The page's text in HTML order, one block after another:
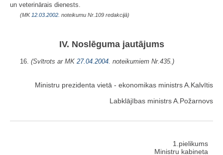
un veterinārais dienests.
(MK 12.03.2002. noteikumu Nr.109 redakcijā)
IV. Noslēguma jautājums
16. (Svītrots ar MK 27.04.2004. noteikumiem Nr.435.)
Ministru prezidenta vietā - ekonomikas ministrs A.Kalvītis
Labklājības ministrs A.Požarnovs
1.pielikums
Ministru kabineta